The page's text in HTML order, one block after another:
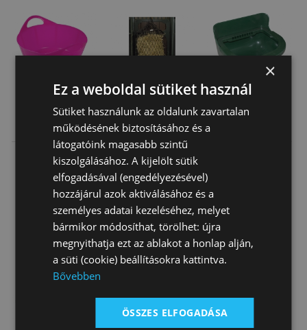
Etetővödör 15 L
Pink Lapos
3 900 Ft
Szénaháló
Töltővel M (45
/65 6*6)
21 140 Ft
Etető Csikó
×
Ez a weboldal sütiket használ
Sütiket használunk az oldalunk zavartalan
működésének biztosításához és a
látogatóink magasabb szintű
kiszolgálásához. A kijelölt sütik
elfogadásával (engedélyezésével)
hozzájárul azok aktiválásához és a
személyes adatai kezeléséhez, melyet
bármikor módosíthat, törölhet: újra
megnyithatja ezt az ablakot a honlap alján,
a süti (cookie) beállításokra kattintva.
Bővebben
ÖSSZES ELFOGADÁSA